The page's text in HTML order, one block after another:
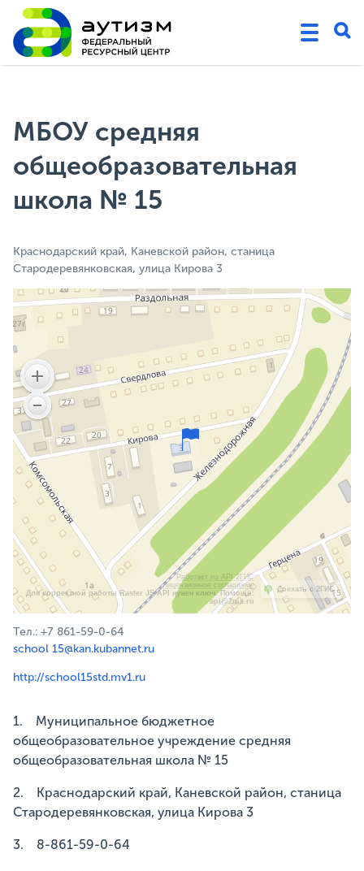
МБОУ средняя
общеобразовательная
школа № 15
Краснодарский край, Каневской район, станица
Стародеревянковская, улица Кирова 3
Работает на API 2ГИС
Лицензионное соглашение
Для корректной работы Raster JS API нужен ключ. Помощь:
api@2gis.ru
Доехать с 2ГИС
Тел.: +7 861-59-0-64
school 15@kan.kubannet.ru
http://school15std.mv1.ru
1. Муниципальное бюджетное
общеобразовательное учреждение средняя
общеобразовательная школа № 15
2. Краснодарский край, Каневской район, станица
Стародеревянковская, улица Кирова 3
3. 8-861-59-0-64